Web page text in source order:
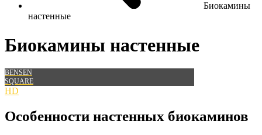
Биокамины
настенные
Биокамины настенные
BENSEN
SQUARE
HD
Особенности настенных биокаминов